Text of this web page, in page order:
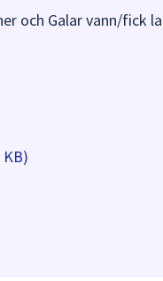
och Galar vann/fick
KB)